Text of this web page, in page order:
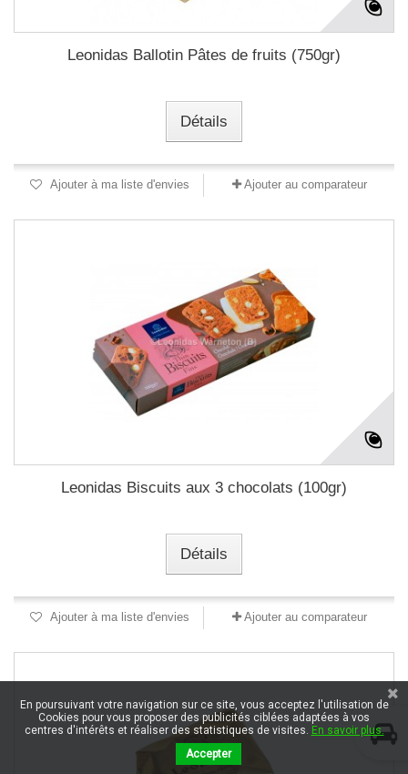
Leonidas Ballotin Pâtes de fruits (750gr)
Détails
Ajouter à ma liste d'envies Ajouter au comparateur
Leonidas Biscuits aux 3 chocolats (100gr)
Détails
Ajouter à ma liste d'envies Ajouter au comparateur
En poursuivant votre navigation sur ce site, vous acceptez l'utilisation de
Cookies pour vous proposer des publicités ciblées adaptées à vos
centres d'intérêts et réaliser des statistiques de visites. En savoir plus.
Accepter